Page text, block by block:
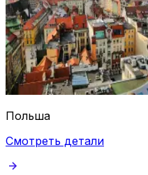
Польша
Смотреть детали